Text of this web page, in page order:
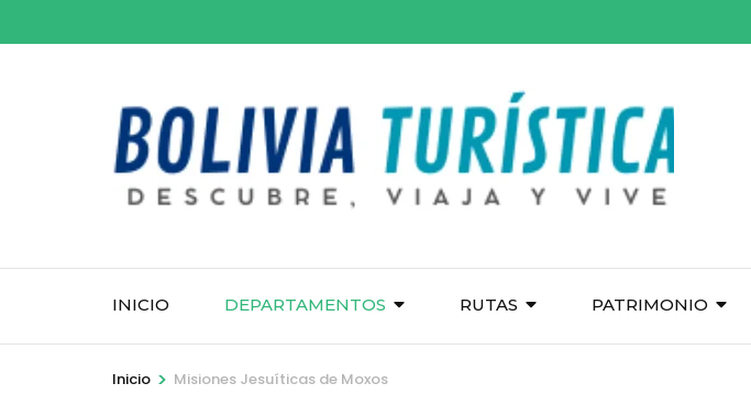
al
INICIO DEPARTAMENTOS RUTAS PATRIMONIO
Inicio > Misiones Jesuíticas de Moxos